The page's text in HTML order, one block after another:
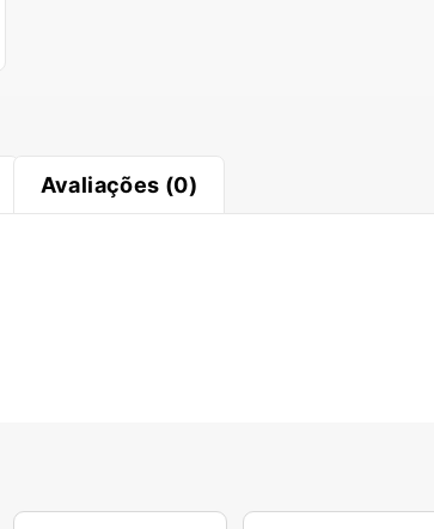
Avaliações (0)